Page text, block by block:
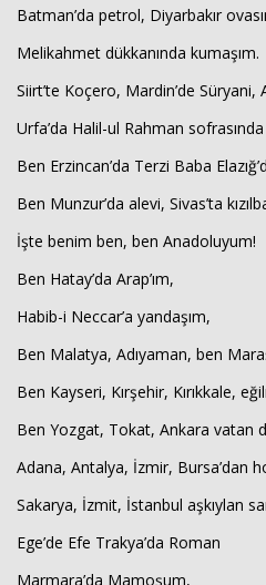
Batman’da petrol, Diyarbakır
Melikahmet dükkanında kumaşım.
Siirt’te Koçero, Mardin’de Süryani,
Urfa’da Halil-ul Rahman sofrasında
Ben Erzincan’da Terzi Baba
Ben Munzur’da alevi, Sivas’ta
İşte benim ben, ben Anadoluyum!
Ben Hatay’da Arap’ım,
Habib-i Neccar’a yandaşım,
Ben Malatya, Adıyaman, ben
Ben Kayseri, Kırşehir, Kırıkkale,
Ben Yozgat, Tokat, Ankara vatan
Adana, Antalya, İzmir, Bursa’dan
Sakarya, İzmit, İstanbul aşkıylan
Ege’de Efe Trakya’da Roman
Marmara’da Mamoşum,